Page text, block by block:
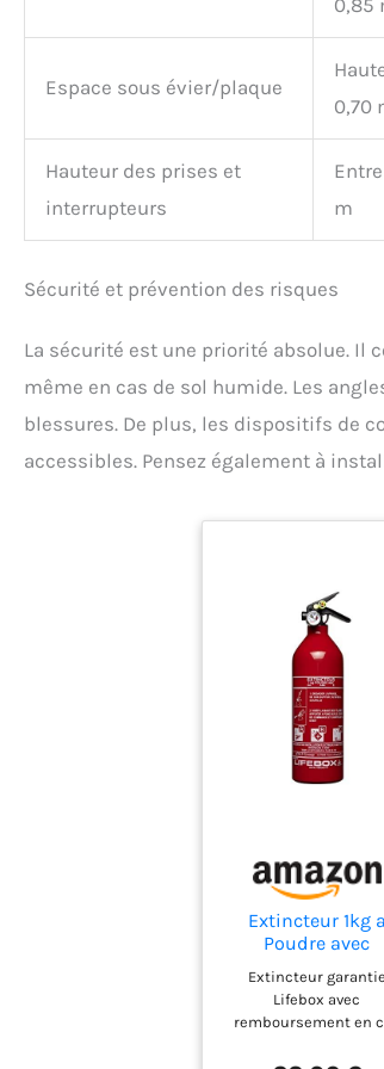
Espace sous évier/plaque
0,70
Hauteur des prises et
interrupteurs
m
Sécurité et prévention des risques
La sécurité est une priorité absolue. Il
même en cas de sol humide. Les
blessures. De plus, les dispositifs de
accessibles. Pensez également à
Extincteur 1kg a
Poudre avec
manomètre Auto
Test- ext01
Extincteur garantie
Lifebox avec
remboursement en